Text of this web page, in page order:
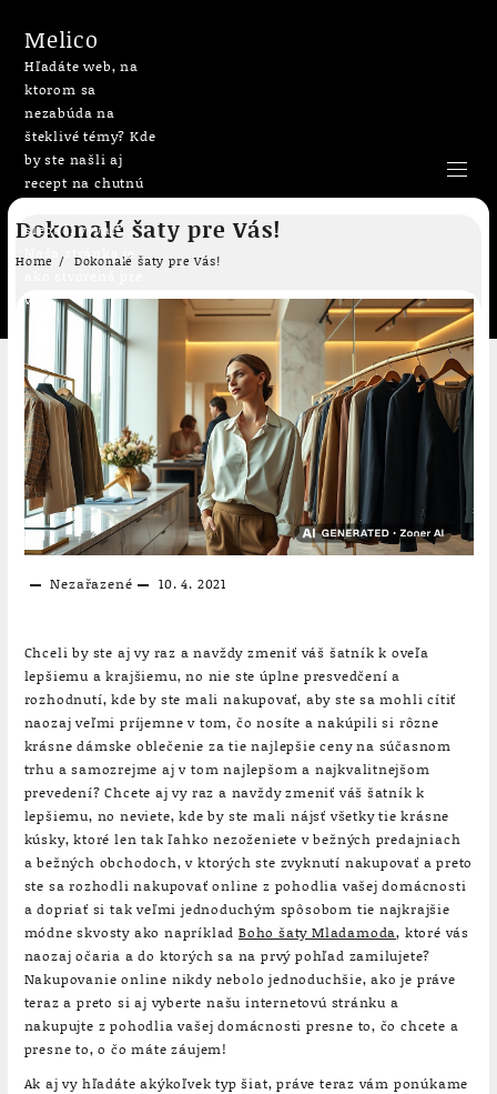
Skip
content
Melico
Hľadáte web, na
ktorom sa
nezabúda na
šteklivé témy? Kde
by ste našli aj
recept na chutnú
slepačí vývar?
Naša stránka je
vás.
Dokonalé šaty pre Vás!
Home Dokonalé šaty pre Vás!
Nezařazené 10. 4. 2021
Chceli by ste aj vy raz a navždy zmeniť váš šatník k oveľa
lepšiemu a krajšiemu, no nie ste úplne presvedčení a
rozhodnutí, kde by ste mali nakupovať, aby ste sa mohli cítiť
naozaj veľmi príjemne v tom, čo nosíte a nakúpili si rôzne
krásne dámske oblečenie za tie najlepšie ceny na súčasnom
trhu a samozrejme aj v tom najlepšom a najkvalitnejšom
prevedení? Chcete aj vy raz a navždy zmeniť váš šatník k
lepšiemu, no neviete, kde by ste mali nájsť všetky tie krásne
kúsky, ktoré len tak ľahko nezoženiete v bežných predajniach
a bežných obchodoch, v ktorých ste zvyknutí nakupovať a preto
ste sa rozhodli nakupovať online z pohodlia vašej domácnosti
a dopriať si tak veľmi jednoduchým spôsobom tie najkrajšie
módne skvosty ako napríklad Boho šaty Mladamoda, ktoré vás
naozaj očaria a do ktorých sa na prvý pohľad zamilujete?
Nakupovanie online nikdy nebolo jednoduchšie, ako je práve
teraz a preto si aj vyberte našu internetovú stránku a
nakupujte z pohodlia vašej domácnosti presne to, čo chcete a
presne to, o čo máte záujem!
Ak aj vy hľadáte akýkoľvek typ šiat, práve teraz vám ponúkame